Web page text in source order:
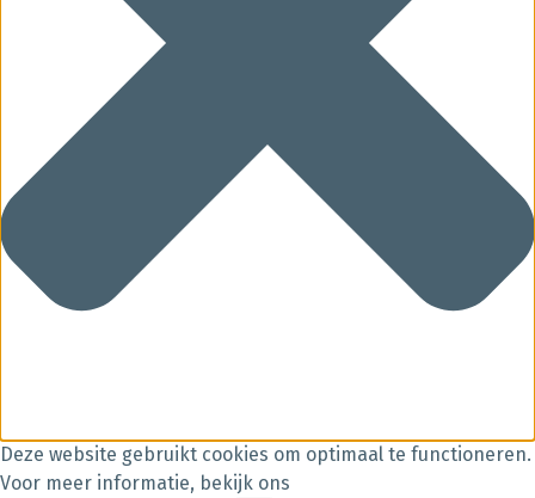
Deze website gebruikt cookies om optimaal te functioneren.
Voor meer informatie, bekijk ons